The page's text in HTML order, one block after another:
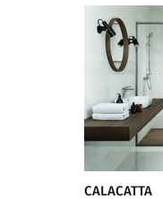
CALACATTA